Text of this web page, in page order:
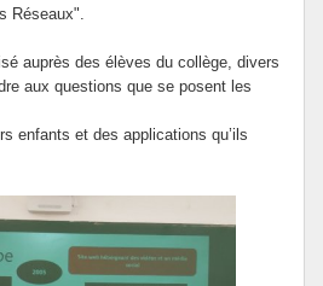
Réseaux".
auprès des élèves du collège, divers
aux questions que se posent les
enfants et des applications qu’ils